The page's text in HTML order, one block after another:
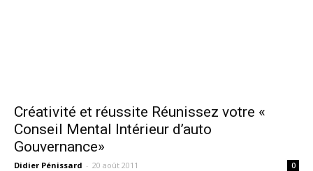
Créativité et réussite Réunissez votre «
Conseil Mental Intérieur d’auto
Gouvernance»
Didier Pénissard - 20 août 2011 0